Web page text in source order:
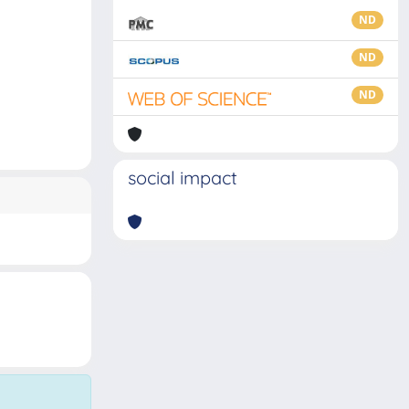
ND
ND
ND
social impact